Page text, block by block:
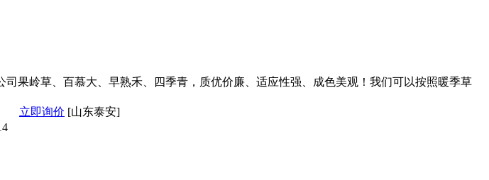
果岭草、百慕大、早熟禾、四季青，质优价廉、适应性强、成色美观！我们可以按照暖季草
立即询价 [山东泰安]